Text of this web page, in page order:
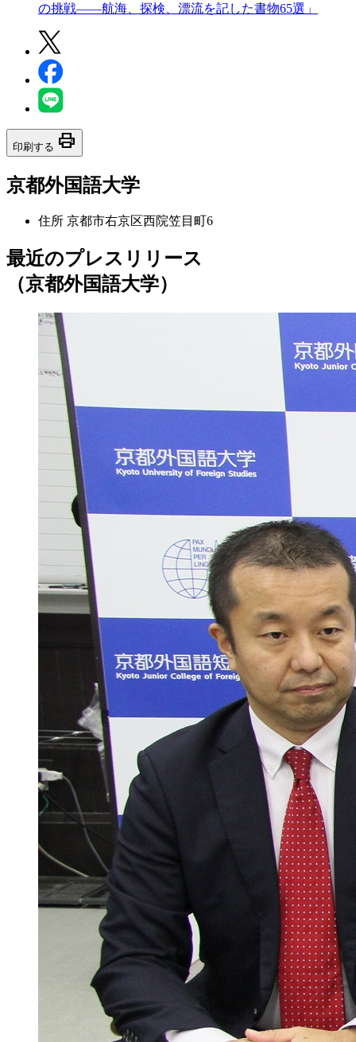
の挑戦――航海、探検、漂流を記した書物65選」
印刷する print
京都外国語大学
住所 京都市右京区西院笠目町6
最近のプレスリリース
（京都外国語大学）